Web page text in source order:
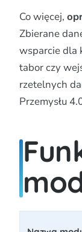
Co więcej,
Zbierane
wsparcie dla
tabor czy
rzetelnych
Przemysłu